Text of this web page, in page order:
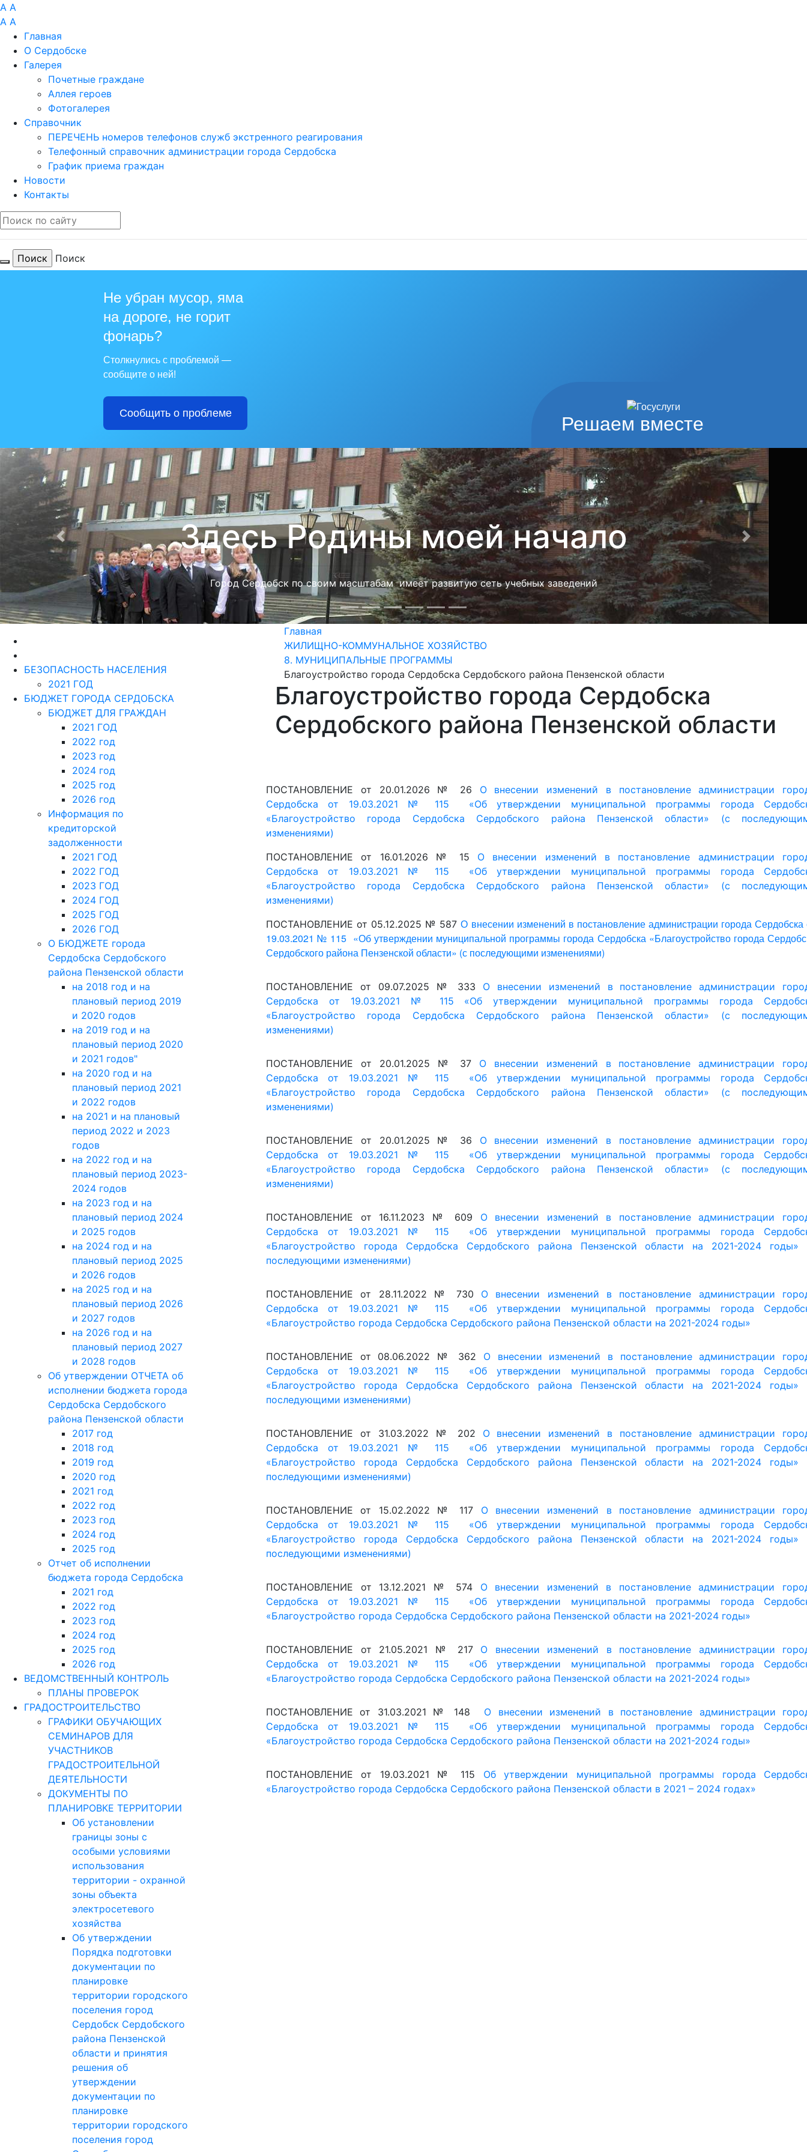
A A
A A
Главная
О Сердобске
Галерея
Почетные граждане
Аллея героев
Фотогалерея
Справочник
ПЕРЕЧЕНЬ номеров телефонов служб экстренного реагирования
Телефонный справочник администрации города Сердобска
График приема граждан
Новости
Контакты
Поиск
Решаем вместе
Не убран мусор, яма
на дороге, не горит
фонарь?
Столкнулись с проблемой —
сообщите о ней!
Сообщить о проблеме
Для тебя любимый город наши
Из года в год крепнет среди сердобчан авторитет физической культуры и спорта
Назад Вперед
БЕЗОПАСНОСТЬ НАСЕЛЕНИЯ
2021 ГОД
БЮДЖЕТ ГОРОДА СЕРДОБСКА
БЮДЖЕТ ДЛЯ ГРАЖДАН
2021 ГОД
2022 год
2023 год
2024 год
2025 год
задолженности
2021 ГОД
2022 ГОД
2023 ГОД
2024 ГОД
2025 ГОД
2026 ГОД
О БЮДЖЕТЕ города
Сердобска Сердобского
района Пензенской области
на 2018 год и на
плановый период 2019
и 2020 годов
на 2019 год и на
плановый период 2020
и 2021 годов"
на 2020 год и на
плановый период 2021
и 2022 годов
на 2021 и на плановый
период 2022 и 2023
годов
на 2022 год и на
плановый период 2023-
2024 годов
на 2023 год и на
плановый период 2024
и 2025 годов
на 2024 год и на
плановый период 2025
и 2026 годов
на 2025 год и на
плановый период 2026
и 2027 годов
на 2026 год и на
плановый период 2027
и 2028 годов
Об утверждении ОТЧЕТА об
исполнении бюджета города
Сердобска Сердобского
района Пензенской области
2017 год
2018 год
2019 год
2020 год
2021 год
2022 год
2023 год
2024 год
2025 год
Отчет об исполнении
бюджета города Сердобска
2021 год
2022 год
2023 год
2024 год
2025 год
2026 год
ВЕДОМСТВЕННЫЙ КОНТРОЛЬ
ПЛАНЫ ПРОВЕРОК
ГРАДОСТРОИТЕЛЬСТВО
ГРАФИКИ ОБУЧАЮЩИХ
СЕМИНАРОВ ДЛЯ
УЧАСТНИКОВ
ГРАДОСТРОИТЕЛЬНОЙ
ДЕЯТЕЛЬНОСТИ
ДОКУМЕНТЫ ПО
ПЛАНИРОВКЕ ТЕРРИТОРИИ
Об установлении
границы зоны с
особыми условиями
использования
территории - охранной
зоны объекта
электросетевого
хозяйства
Об утверждении
Порядка подготовки
документации по
планировке
территории городского
поселения город
Сердобск Сердобского
района Пензенской
области и принятия
решения об
утверждении
документации по
планировке
территории городского
поселения город
Сердобск
ПРОЕКТЫ
ПЛАНИРОВКИ
ТЕРРИТОРИЙ
2013 год
2014 год
2015 год
2016 год
2017 год
ДОКУМЕНТЫ
ТЕРРИТОРИАЛЬНОГО
ПЛАНИРОВАНИЯ
Главная
ЖИЛИЩНО-КОММУНАЛЬНОЕ ХОЗЯЙСТВО
8. МУНИЦИПАЛЬНЫЕ ПРОГРАММЫ
Благоустройство города Сердобска Сердобского района Пензенской области
Благоустройство города Сердобска
Сердобского района Пензенской области
ПОСТАНОВЛЕНИЕ от 20.01.2026 № 26О внесении изменений в постановление администрации
Сердобска
от 19.03.2021 № 115 «Об утверждении муниципальной программы города
«Благоустройство города Сердобска Сердобского района
изменениями)
ПОСТАНОВЛЕНИЕ от 16.01.2026 № 15О внесении изменений в постановление администрации
Сердобска от 19.03.2021 № 115 «Об утверждении муниципальной программы города
«Благоустройство города Сердобска Сердобского района Пензенской области» (с
изменениями)
Сердобского района Пензенской области» (с последующими изменениями)
ПОСТАНОВЛЕНИЕ от 09.07.2025 № 333О внесении изменений в постановление администрации
Сердобскаот 19.03.2021 № 115 «Об утверждении муниципальной программы города
изменениями)
ПОСТАНОВЛЕНИЕ от 20.01.2025 № 37
«Благоустройство города Сердобска Сердобского района Пензенской области» (с
изменениями)
Сердобскаот 19.03.2021 № 115 «Об утверждении муниципальной программы города
«Благоустройство города Сердобска Сердобского районаПензенской области» (с
изменениями)
Сердобскаот 19.03.2021 № 115 «Об утверждении муниципальной программы города
«Благоустройство города Сердобска Сердобского района Пензенской области на 2021-2024 годы»
последующими изменениями)
Сердобска от 19.03.2021 № 115 «Об утверждении муниципальной программы города
«Благоустройство города Сердобска Сердобского района Пензенской области на 2021-2024 годы»
ПОСТАНОВЛЕНИЕ от 08.06.2022 № 362
«Благоустройство города Сердобска Сердобского района Пензенской области на 2021-2024 годы»
последующими изменениями)
ПОСТАНОВЛЕНИЕ от 31.03.2022 № 202
«Благоустройство города Сердобска Сердобского района Пензенской области на 2021-2024 годы»
последующими изменениями)
Сердобска от 19.03.2021 № 115 «Об утверждении муниципальной программы города
«Благоустройство города Сердобска Сердобского района Пензенской области на 2021-2024 годы»
последующими изменениями)
Сердобска от 19.03.2021 № 115 «Об утверждении муниципальной программы города
«Благоустройство города Сердобска Сердобского района Пензенской области на 2021-2024 годы»
ПОСТАНОВЛЕНИЕ от 21.05.2021 № 217
«Благоустройство города Сердобска Сердобского района Пензенской области на 2021-2024 годы»
ПОСТАНОВЛЕНИЕ от 31.03.2021 № 148О внесении изменений в постановление администрации
Сердобска от 19.03.2021 № 115 «Об утверждении муниципальной программы города
ПОСТАНОВЛЕНИЕ от 19.03.2021 № 115Об утверждении муниципальной программы города
«Благоустройство города Сердобска Сердобского района Пензенской области в 2021 – 2024 годах»